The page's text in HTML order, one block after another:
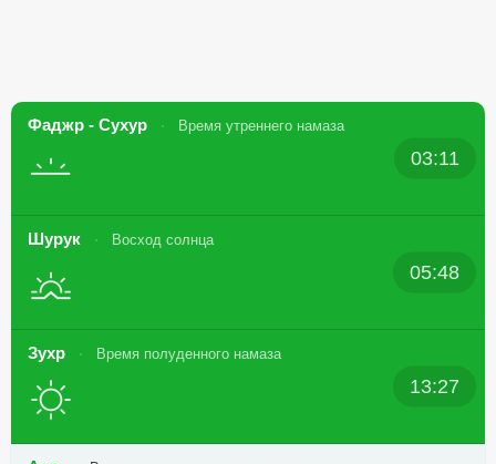
Фаджр - Сухур Время утреннего намаза
03:11
Шурук Восход солнца
05:48
Зухр Время полуденного намаза
13:27